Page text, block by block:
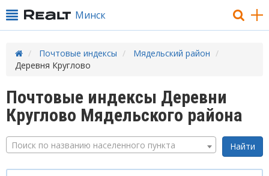
Минск
Почтовые индексы
Мядельский район
Деревня Круглово
Почтовые индексы Деревни
Круглово Мядельского района
Поиск по названию населенного пункта